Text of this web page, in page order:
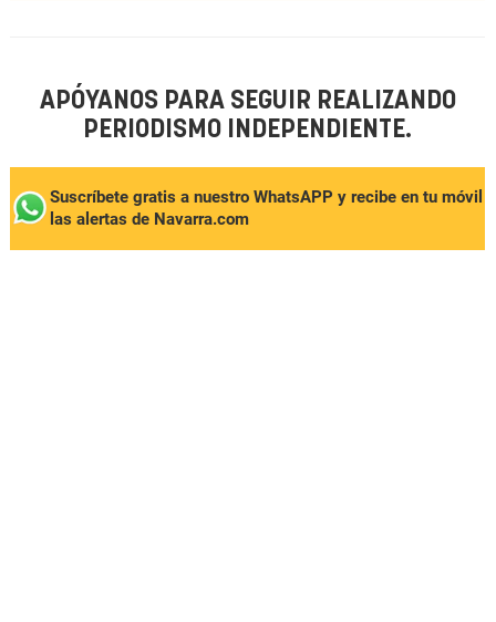
APÓYANOS PARA SEGUIR REALIZANDO
PERIODISMO INDEPENDIENTE.
Suscríbete gratis a nuestro WhatsAPP y recibe en tu móvil
las alertas de Navarra.com